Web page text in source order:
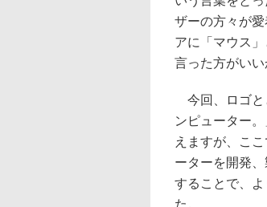
ザーの方々が
アに「マウス
言った方がいい
今回、ロゴと
ンピューター
えますが、こ
ーターを開発
することで、
た。